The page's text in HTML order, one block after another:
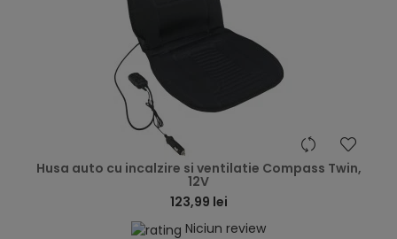
Husa auto cu incalzire si ventilatie Compass Twin,
12V
123,99 lei
Niciun review